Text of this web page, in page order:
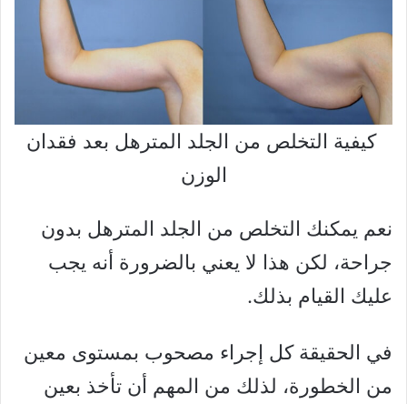
كيفية التخلص من الجلد المترهل بعد فقدان
الوزن
نعم يمكنك التخلص من الجلد المترهل بدون
جراحة، لكن هذا لا يعني بالضرورة أنه يجب
عليك القيام بذلك.
في الحقيقة كل إجراء مصحوب بمستوى معين
من الخطورة، لذلك من المهم أن تأخذ بعين